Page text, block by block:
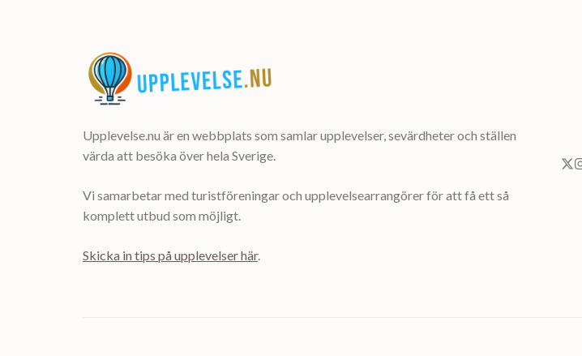
Upplevelse.nu är en webbplats som samlar upplevelser, sevärdheter och ställen
värda att besöka över hela Sverige.
Vi samarbetar med turistföreningar och upplevelsearrangörer för att få ett så
komplett utbud som möjligt.
Skicka in tips på upplevelser här.